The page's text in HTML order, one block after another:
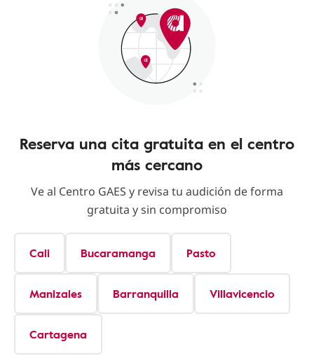
Reserva una cita gratuita en el centro
más cercano
Ve al Centro GAES y revisa tu audición de forma
gratuita y sin compromiso
Cali Bucaramanga Pasto
Manizales Barranquilla Villavicencio
Cartagena